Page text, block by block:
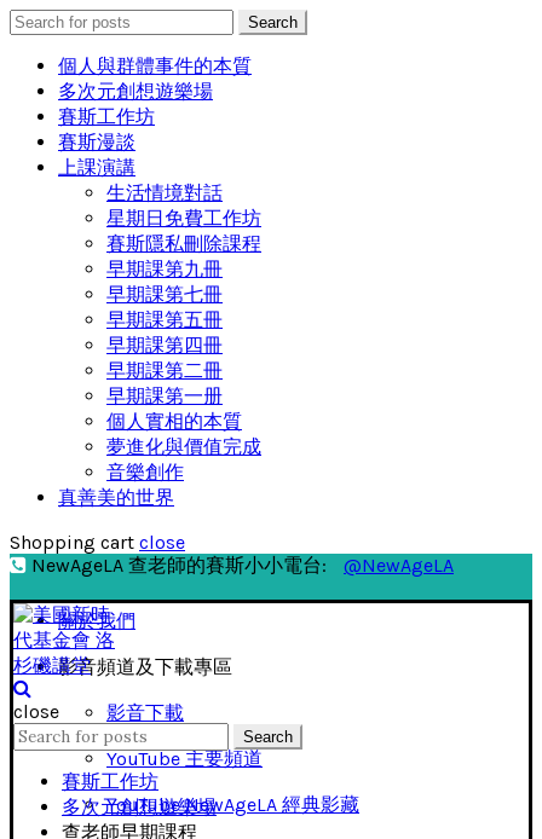
Search
for:
Search
個人與群體事件的本質
多次元創想遊樂場
賽斯工作坊
賽斯漫談
上課演講
生活情境對話
星期日免費工作坊
賽斯隱私刪除課程
早期課第九冊
早期課第七冊
早期課第五冊
早期課第四冊
早期課第二冊
早期課第一册
個人實相的本質
夢進化與價值完成
音樂創作
真善美的世界
Shopping cart close
NewAgeLA 查老師的賽斯小小電台:
@NewAgeLA
關於我們
影音頻道及下載專區
影音下載
YouTube 主要頻道
YouTube NewAgeLA 經典影藏
close
Search
for:
Search
賽斯工作坊
多次元創想遊樂場
查老師早期課程